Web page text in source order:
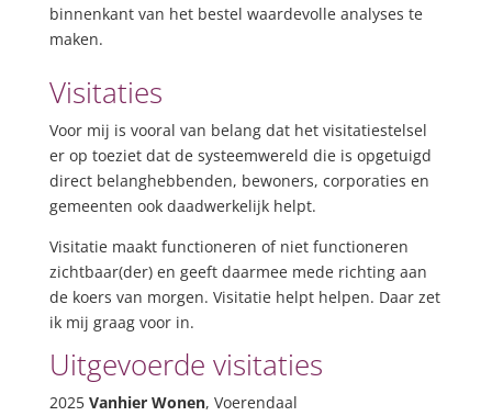
binnenkant van het bestel waardevolle analyses te
maken.
Visitaties
Voor mij is vooral van belang dat het visitatiestelsel
er op toeziet dat de systeemwereld die is opgetuigd
direct belanghebbenden, bewoners, corporaties en
gemeenten ook daadwerkelijk helpt.
Visitatie maakt functioneren of niet functioneren
zichtbaar(der) en geeft daarmee mede richting aan
de koers van morgen. Visitatie helpt helpen. Daar zet
ik mij graag voor in.
Uitgevoerde visitaties
2025 Vanhier Wonen, Voerendaal